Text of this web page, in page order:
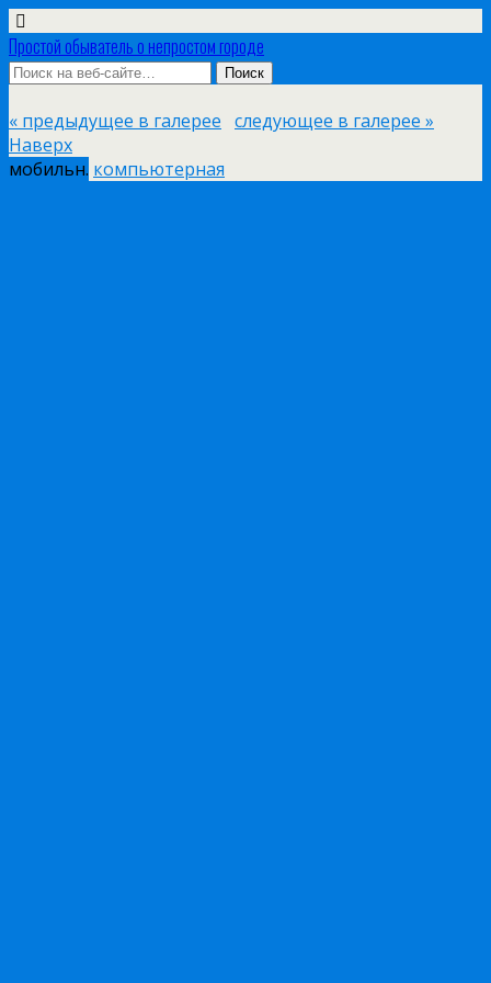
Простой обыватель о непростом городе
« предыдущее в галерее следующее в галерее »
Наверх
мобильн. компьютерная